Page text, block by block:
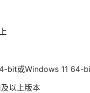
bit或Windows 11 64-
以上版本